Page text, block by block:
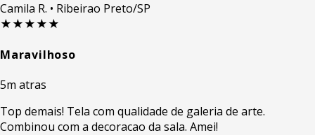
Camila R. • Ribeirao Preto/SP
★★★★★
Maravilhoso
5m atras
Top demais! Tela com qualidade de galeria de arte.
Combinou com a decoracao da sala. Amei!